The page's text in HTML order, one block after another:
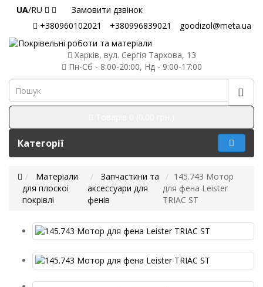
UA/RU
Замовити дзвінок
+380960102021
+380996839021 goodizol@meta.ua
Харків, вул. Сергія Тархова, 13
Пн-Сб - 8:00-20:00, Нд - 9:00-17:00
Категорії
Матеріали
для плоскої
покрівлі
Запчастини та
аксессуари для
фенів
145.743 Мотор
для фена Leister
TRIAC ST